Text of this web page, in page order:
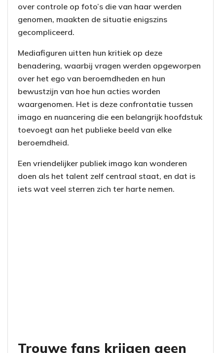
over controle op foto’s die van haar werden
genomen, maakten de situatie enigszins
gecompliceerd.
Mediafiguren uitten hun kritiek op deze
benadering, waarbij vragen werden opgeworpen
over het ego van beroemdheden en hun
bewustzijn van hoe hun acties worden
waargenomen. Het is deze confrontatie tussen
imago en nuancering die een belangrijk hoofdstuk
toevoegt aan het publieke beeld van elke
beroemdheid.
Een vriendelijker publiek imago kan wonderen
doen als het talent zelf centraal staat, en dat is
iets wat veel sterren zich ter harte nemen.
Trouwe fans krijgen geen